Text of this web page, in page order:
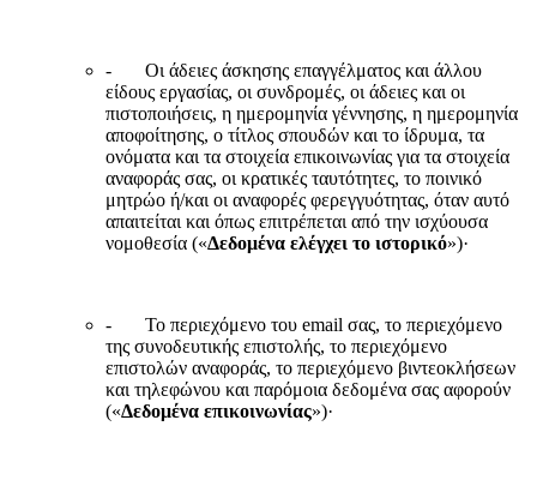
- Οι άδειες άσκησης επαγγέλματος και άλλου
είδους εργασίας, οι συνδρομές, οι άδειες και οι
πιστοποιήσεις, η ημερομηνία γέννησης, η ημερομηνία
αποφοίτησης, ο τίτλος σπουδών και το ίδρυμα, τα
ονόματα και τα στοιχεία επικοινωνίας για τα στοιχεία
αναφοράς σας, οι κρατικές ταυτότητες, το ποινικό
μητρώο ή/και οι αναφορές φερεγγυότητας, όταν αυτό
απαιτείται και όπως επιτρέπεται από την ισχύουσα
νομοθεσία («Δεδομένα ελέγχει το ιστορικό»)·
- Το περιεχόμενο του email σας, το περιεχόμενο
της συνοδευτικής επιστολής, το περιεχόμενο
επιστολών αναφοράς, το περιεχόμενο βιντεοκλήσεων
και τηλεφώνου και παρόμοια δεδομένα σας αφορούν
(«Δεδομένα επικοινωνίας»)·